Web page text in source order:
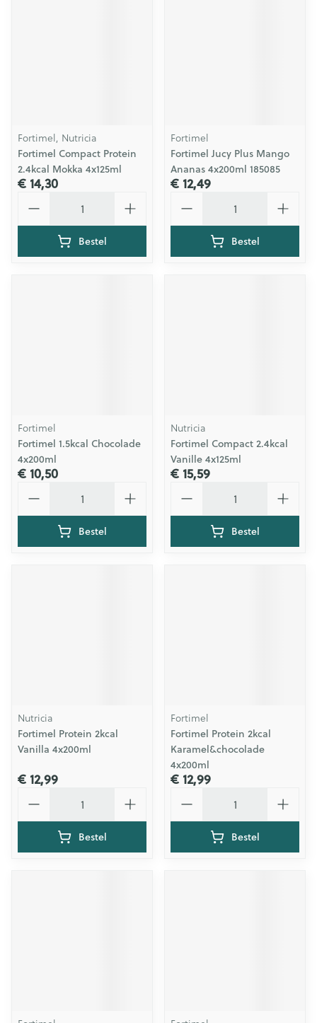
Fortimel, Nutricia
Fortimel Compact Protein
2.4kcal Mokka 4x125ml
€ 14,30
Bestel
Fortimel
Fortimel Jucy Plus Mango
Ananas 4x200ml 185085
€ 12,49
Bestel
Fortimel
Fortimel 1.5kcal Chocolade
4x200ml
€ 10,50
Bestel
Nutricia
Fortimel Compact 2.4kcal
Vanille 4x125ml
€ 15,59
Bestel
Nutricia
Fortimel Protein 2kcal
Vanilla 4x200ml
€ 12,99
Bestel
Fortimel
Fortimel Protein 2kcal
Karamel&chocolade
4x200ml
€ 12,99
Bestel